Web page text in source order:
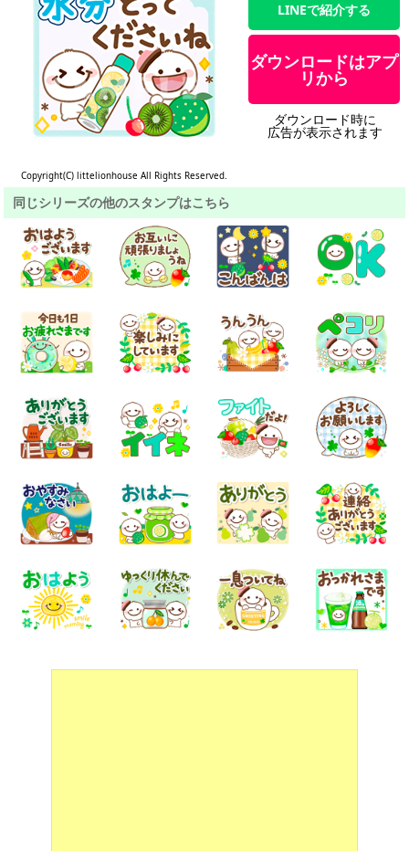
Copyright(C) littelionhouse All Rights Reserved.
LINEで紹介する
ダウンロードはアプ
リから
ダウンロード時に
広告が表示されます
同じシリーズの他のスタンプはこちら